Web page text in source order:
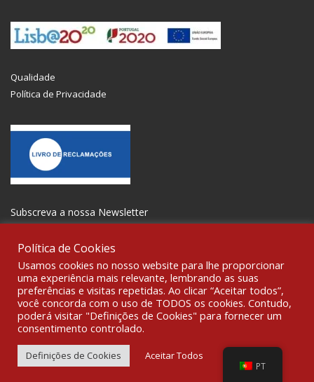
Qualidade
Política de Privacidade
Subscreva a nossa Newsletter
SOCIALIZE
© 2021 All rights reserved Gravoplot-Gravação,Impressão e
Sinalética Lda. WebDesign:
Fibra Design.
Política de Cookies
Usamos cookies no nosso website para lhe proporcionar
uma experiência mais relevante, lembrando as suas
preferências e visitas repetidas. Ao clicar “Aceitar todos”,
você concorda com o uso de TODOS os cookies. Contudo,
poderá visitar "Definições de Cookies" para fornecer um
consentimento controlado.
Definições de Cookies Aceitar Todos
PT